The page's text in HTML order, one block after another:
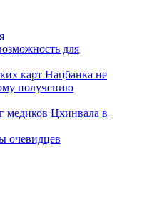
июля 2015 г
г
июля 2014 г(10)
№99 4 августа
г
для
карт Нацбанка не
получению
медиков Цхинвала в
очевидцев